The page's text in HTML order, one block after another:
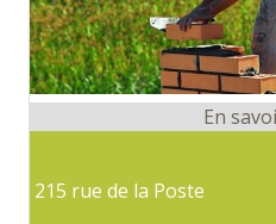
215 rue de la Poste